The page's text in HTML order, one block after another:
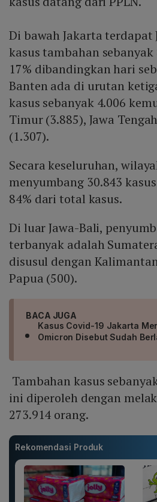
Di bawah Jakarta terdapat
kasus tambahan
17% dibandingkan hari
Banten ada di urutan
kasus sebanyak 4.006
Timur (3.885), Jawa
(1.307).
Secara keseluruhan,
menyumbang 30.843
84% dari total kasus.
Di luar Jawa-Bali,
terbanyak adalah
disusul dengan
Papua (500).
BACA JUGA
Kasus Covid-19 Jakarta
Omicron Disebut Sudah
Tambahan kasus
ini diperoleh dengan
273.914 orang.
Rekomendasi Produk